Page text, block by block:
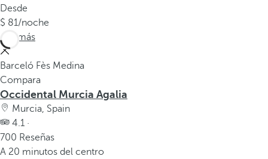
Desde
81/noche
Ver más
Barceló Fès Medina
Compara
Occidental Murcia Agalia
Murcia, Spain
4.1 ·
700 Reseñas
A 20 minutos del centro